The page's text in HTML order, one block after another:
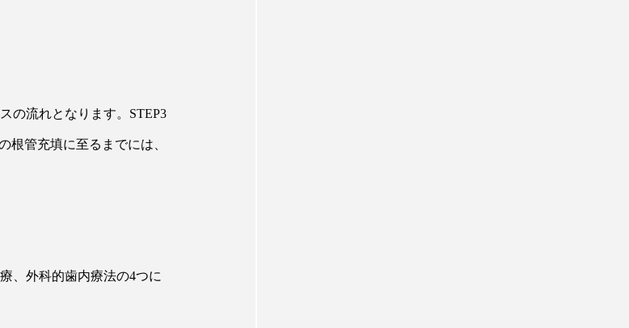
の流れとなります。STEP3
根管充填に至るまでには、
、外科的歯内療法の4つに